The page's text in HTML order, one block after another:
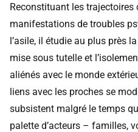
Reconstituant les trajectoires
manifestations de troubles
l’asile, il étudie au plus près
mise sous tutelle et
aliénés avec le monde
liens avec les proches se
subsistent malgré le temps
palette d’acteurs – familles,